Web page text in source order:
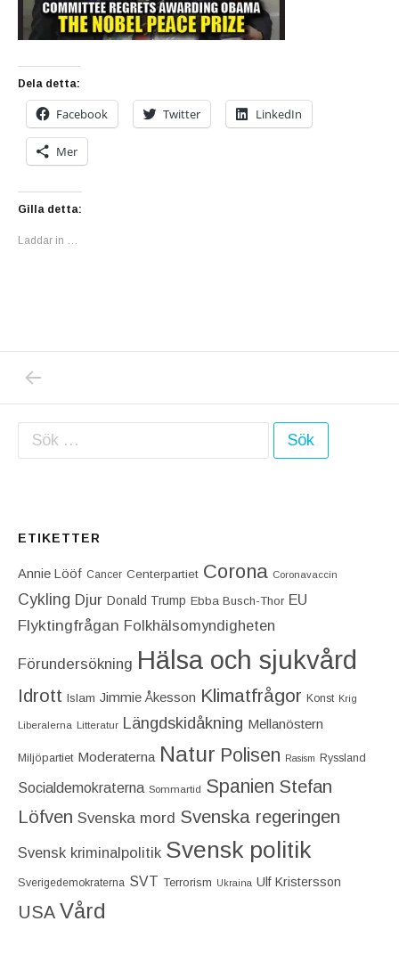
Dela detta:
Facebook Twitter LinkedIn
Mer
Gilla detta:
Laddar in …
Inläggsnavigering
Sök efter:
ETIKETTER
Annie Lööf Cancer Centerpartiet‎ Corona Coronavaccin
Cykling Djur Donald Trump Ebba Busch-Thor EU
Flyktingfrågan Folkhälsomyndigheten
Förundersökning Hälsa och sjukvård
Idrott Islam Jimmie Åkesson Klimatfrågor Konst Krig
Liberalerna Litteratur Längdskidåkning Mellanöstern
Miljöpartiet Moderaterna Natur Polisen Rasism Ryssland
Socialdemokraterna Sommartid Spanien Stefan
Löfven Svenska mord Svenska regeringen
Svensk kriminalpolitik Svensk politik
Sverigedemokraterna SVT Terrorism Ukraina Ulf Kristersson
USA Vård